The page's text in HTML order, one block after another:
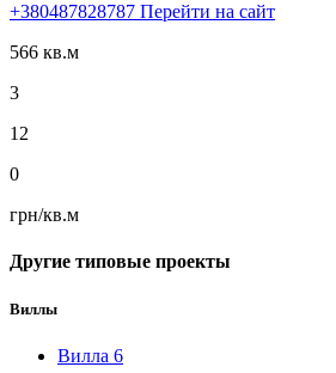
+380487828787 Перейти на сайт
566 кв.м
3
12
0
грн/кв.м
Другие типовые проекты
Виллы
Вилла 6